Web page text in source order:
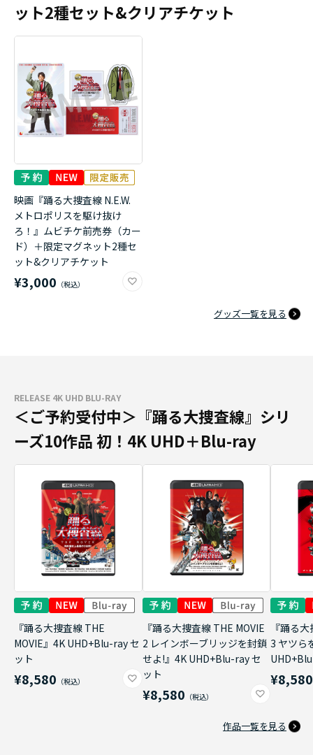
ット2種セット&クリアチケット
映画『踊る大捜査線 N.E.W.
メトロポリスを駆け抜け
ろ！』ムビチケ前売券（カー
ド）＋限定マグネット2種セ
ット&クリアチケット
¥3,000
グッズ一覧を見る
RELEASE 4K UHD BLU-RAY
＜ご予約受付中＞『踊る大捜査線』シリ
ーズ10作品 初！4K UHD＋Blu-ray
『踊る大捜査線 THE
MOVIE』4K UHD+Blu-ray セ
ット
¥8,580
『踊る大捜査線 THE MOVIE
2 レインボーブリッジを封鎖
せよ!』4K UHD+Blu-ray セ
ット
¥8,580
『踊る
3 ヤツら
¥8,580
作品一覧を見る